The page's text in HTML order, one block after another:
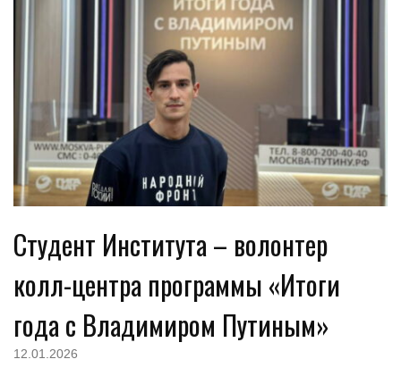
Студент Института – волонтер
колл-центра программы «Итоги
года с Владимиром Путиным»
12.01.2026